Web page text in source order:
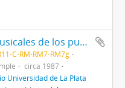
Instrumentos musicales de los pueblos de la Unión Soviética: garmónica y bayán c.1987
C-RM-RM7-RM7g
circa 1987
Universidad de La Plata